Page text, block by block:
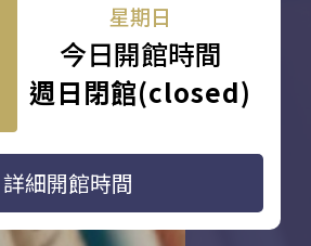
星期日
今日開館時間
週日閉館(closed)
詳細開館時間